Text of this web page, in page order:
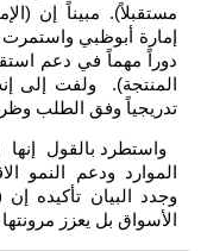
سوق النفط
إنه (بعد الانسحاب ستزيد
وظروف السوق العالمية
إنها (ستواصل التعاون
الاقتصادي وتنويع
إن (القرار لا يغير التزام
واستجابتها للتغيرات).